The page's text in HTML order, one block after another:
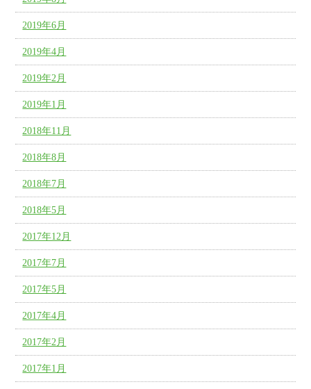
2019年6月
2019年4月
2019年2月
2019年1月
2018年11月
2018年8月
2018年7月
2018年5月
2017年12月
2017年7月
2017年5月
2017年4月
2017年2月
2017年1月